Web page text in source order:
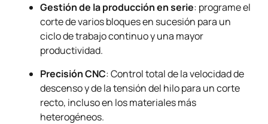
Gestión de la producción en serie: programe el
corte de varios bloques en sucesión para un
ciclo de trabajo continuo y una mayor
productividad.
Precisión CNC: Control total de la velocidad de
descenso y de la tensión del hilo para un corte
recto, incluso en los materiales más
heterogéneos.